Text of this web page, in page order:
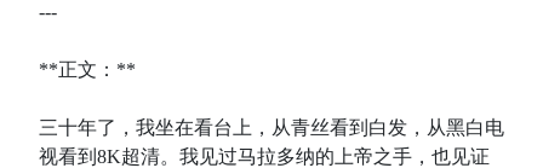
---
**正文：**
三十年了，我坐在看台上，从青丝看到白发，从黑白电
视看到8K超清。我见过马拉多纳的上帝之手，也见证